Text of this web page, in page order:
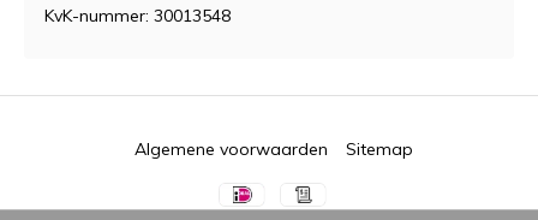
KvK-nummer: 30013548
Algemene voorwaarden Sitemap